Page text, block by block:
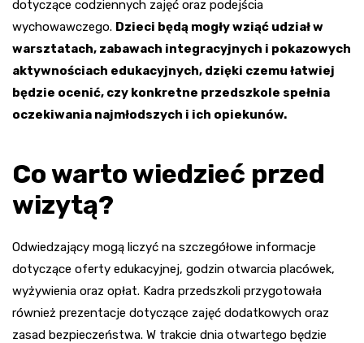
dotyczące codziennych zajęć oraz podejścia
wychowawczego. Dzieci będą mogły wziąć udział w
warsztatach, zabawach integracyjnych i pokazowych
aktywnościach edukacyjnych, dzięki czemu łatwiej
będzie ocenić, czy konkretne przedszkole spełnia
oczekiwania najmłodszych i ich opiekunów.
Co warto wiedzieć przed
wizytą?
Odwiedzający mogą liczyć na szczegółowe informacje
dotyczące oferty edukacyjnej, godzin otwarcia placówek,
wyżywienia oraz opłat. Kadra przedszkoli przygotowała
również prezentacje dotyczące zajęć dodatkowych oraz
zasad bezpieczeństwa. W trakcie dnia otwartego będzie